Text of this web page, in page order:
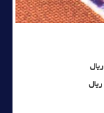
ریال
ریال